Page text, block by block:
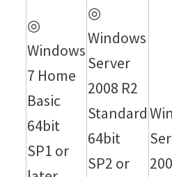
◎
Windows
7 Home
Basic
64bit
SP1 or
◎
Windows
Server
2008 R2
Standard
64bit
SP2 or